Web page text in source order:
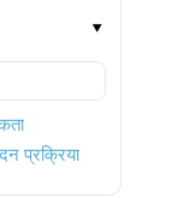
प्रक्रिया